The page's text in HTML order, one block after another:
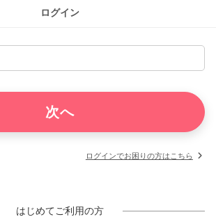
ログイン
ログインでお困りの方はこちら
はじめてご利用の方